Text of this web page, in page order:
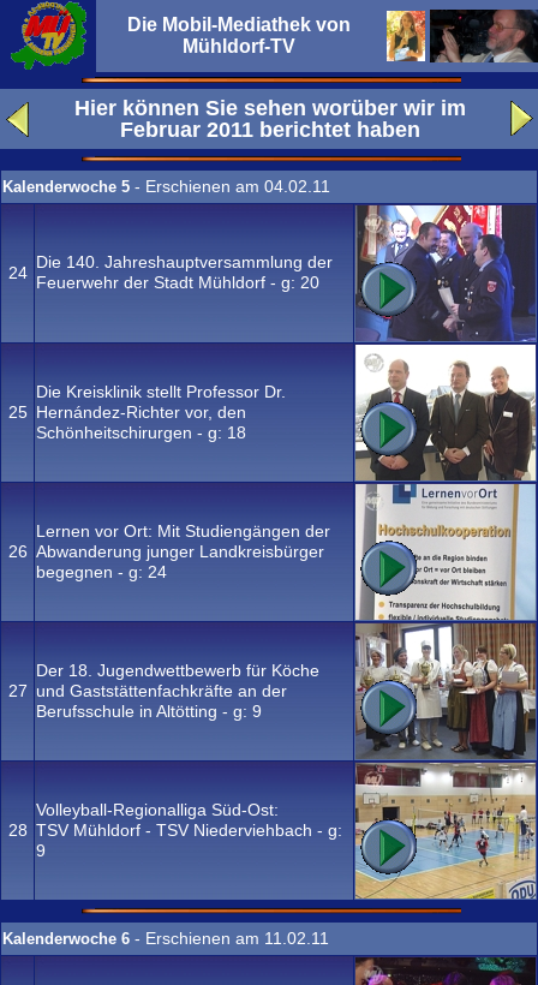
Die Mobil-Mediathek von
Mühldorf-TV
Hier können Sie sehen worüber wir im
Februar 2011berichtet haben
Kalenderwoche 5 - Erschienen am 04.02.11
24
Die 140. Jahreshauptversammlung der
Feuerwehr der Stadt Mühldorf - g: 20
25
Die Kreisklinik stellt Professor Dr.
Hernández-Richter vor, den
Schönheitschirurgen - g: 18
26
Lernen vor Ort: Mit Studiengängen der
Abwanderung junger Landkreisbürger
begegnen - g: 24
27
Der 18. Jugendwettbewerb für Köche
und Gaststättenfachkräfte an der
Berufsschule in Altötting - g: 9
28
Volleyball-Regionalliga Süd-Ost:
TSV Mühldorf - TSV Niederviehbach - g:
9
Kalenderwoche 6 - Erschienen am 11.02.11